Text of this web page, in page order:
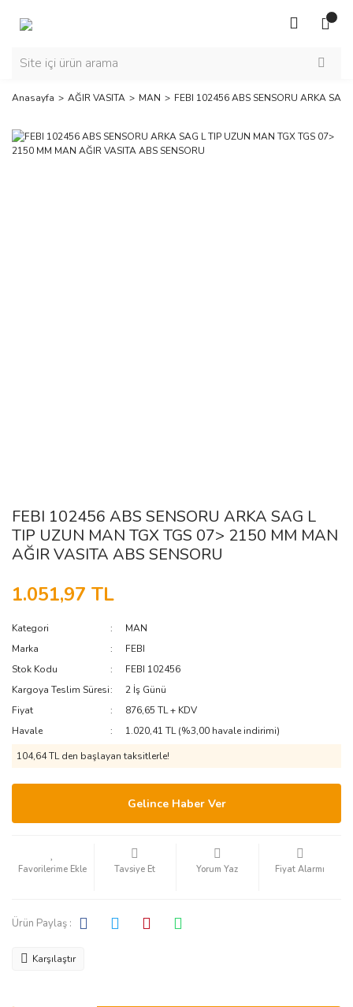
Anasayfa AĞIR VASITA MAN FEBI 102456 ABS SENSORU ARKA
FEBI 102456 ABS SENSORU ARKA SAG L
TIP UZUN MAN TGX TGS 07> 2150 MM MAN
AĞIR VASITA ABS SENSORU
1.051,97 TL
Kategori
MAN
Marka
FEBI
Stok Kodu
FEBI 102456
Kargoya Teslim Süresi
2 İş Günü
Fiyat
876,65 TL + KDV
Havale
1.020,41 TL (%3,00 havale indirimi)
104,64 TL den başlayan taksitlerle!
Gelince Haber Ver
Tavsiye Et Yorum Yaz Fiyat Alarmı
Ürün Paylaş :
Karşılaştır